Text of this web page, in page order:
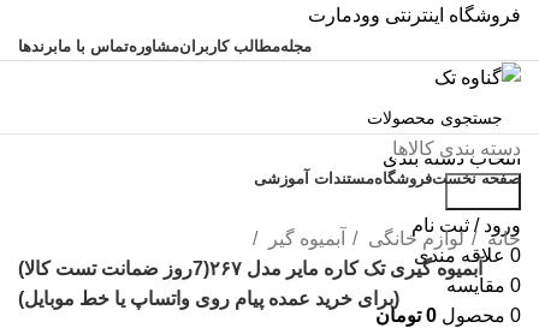
فروشگاه اینترنتی وودمارت
مجلهمطالب کاربرانمشاورهتماس با مابرندها
انتخاب دسته بندی
ورود / ثبت نام
0 علاقه مندی
0 مقایسه
0 محصول 0 تومان
دسته بندی کالاها
صفحه نخستفروشگاهمستندات آموزشی
خانه لوازم خانگی
آبمیوه گیر
آبمیوه گیری تک کاره مایر مدل ۲۶۷(7روز ضمانت تست کالا)
(برای خرید عمده پیام روی واتساپ یا خط موبایل)